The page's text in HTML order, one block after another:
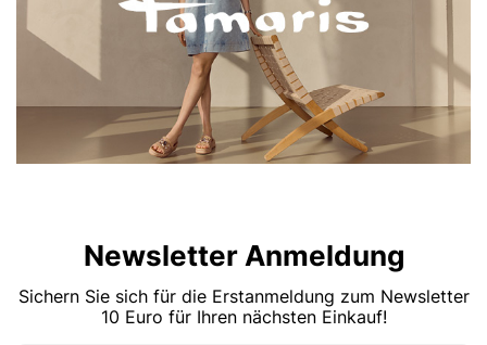
Newsletter Anmeldung
Sichern Sie sich für die Erstanmeldung zum Newsletter
10 Euro für Ihren nächsten Einkauf!